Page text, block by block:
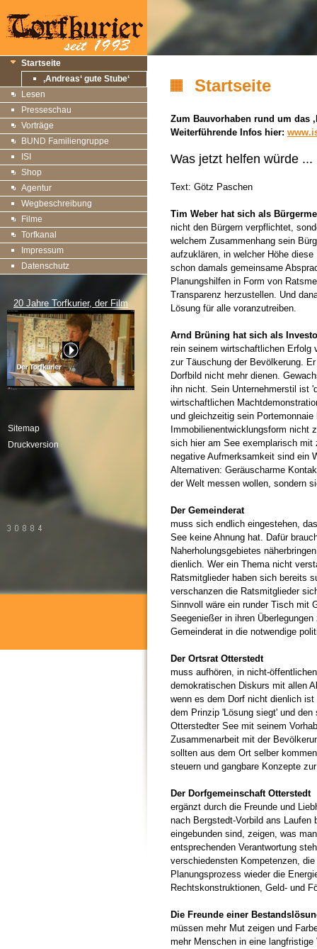
Startseite
‚Andreas‘ gute Stube‘
Lesen
Presseschau
Vorträge
BUND Familiengruppe
ISI
Shop
Agentur
Wegbeschreibung
Filme
Torfkanal
Impressum
Datenschutz
20 Jahre Torfkurier, der Film
Sitemap
Druckversion
Startseite
Zum Bauvorhaben rund um das
Weiterführende Infos hier:
Was jetzt helfen würde ...
Text: Götz Paschen
Tim Weber hat sich als
nicht den Bürgern verpflichtet,
welchem Zusammenhang sein
aufzuklären, in welcher Höhe
schon damals gemeinsame
Planungshilfen in Form von
Transparenz herzustellen. Und
Lösung für alle voranzutreiben.
Arnd Brüning hat sich als
rein seinem wirtschaftlichen Erfolg
zur Täuschung der Bevölkerung.
Dorfbild nicht mehr dienen.
ihn nicht. Sein Unternehmerstil ist
wirtschaftlichen
und gleichzeitig sein
Immobilienentwicklungsform nicht
sich hier am See exemplarisch mit
negative Aufmerksamkeit sind ein
Alternativen: Geräuscharme
der Welt messen wollen, sondern
Der Gemeinderat
muss sich endlich eingestehen,
See keine Ahnung hat. Dafür
Naherholungsgebietes
dienlich. Wer ein Thema nicht
Ratsmitglieder haben sich bereits
verschanzen die Ratsmitglieder
Sinnvoll wäre ein runder Tisch mit
Seegenießer in ihren
Gemeinderat in die notwendige
Der Ortsrat Otterstedt
muss aufhören, in nicht-
demokratischen Diskurs mit allen
wenn es dem Dorf nicht dienlich
dem Prinzip 'Lösung siegt' und
Otterstedter See mit seinem
Zusammenarbeit mit der
sollten aus dem Ort selber
steuern und gangbare Konzepte
Der Dorfgemeinschaft Otterstedt
ergänzt durch die Freunde und
nach Bergstedt-Vorbild ans
eingebunden sind, zeigen, was
entsprechenden Verantwortung
verschiedensten Kompetenzen,
Planungsprozess wieder die
Rechtskonstruktionen, Geld- und
Die Freunde einer
müssen mehr Mut zeigen und
mehr Menschen in eine